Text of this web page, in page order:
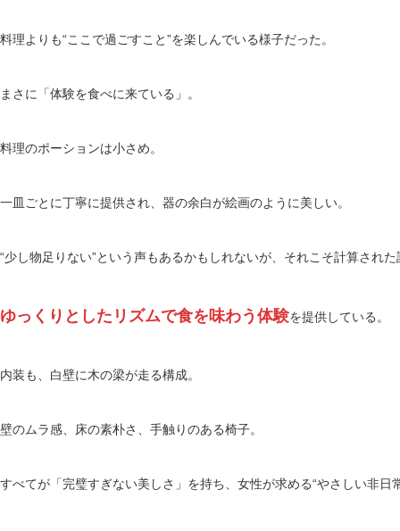
料理よりも“ここで過ごすこと”を楽しんでいる様子だった。
まさに「体験を食べに来ている」。
料理のポーションは小さめ。
一皿ごとに丁寧に提供され、器の余白が絵画のように美しい。
“少し物足りない”という声もあるかもしれないが、それこそ計算された
ゆっくりとしたリズムで食を味わう体験を提供している。
内装も、白壁に木の梁が走る構成。
壁のムラ感、床の素朴さ、手触りのある椅子。
すべてが「完璧すぎない美しさ」を持ち、女性が求める“やさしい非日